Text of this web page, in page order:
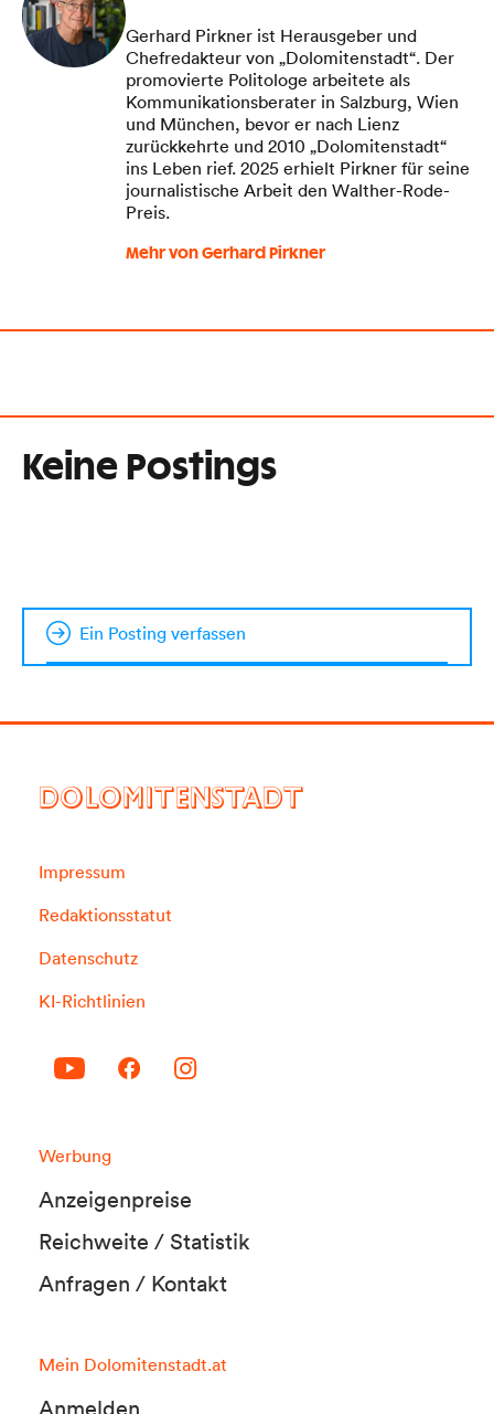
Gerhard Pirkner ist Herausgeber und
Chefredakteur von „Dolomitenstadt“. Der
promovierte Politologe arbeitete als
Kommunikationsberater in Salzburg, Wien
und München, bevor er nach Lienz
zurückkehrte und 2010 „Dolomitenstadt“
ins Leben rief. 2025 erhielt Pirkner für seine
journalistische Arbeit den Walther-Rode-
Preis.
Mehr von Gerhard Pirkner
Keine Postings
Ein Posting verfassen
DOLOMITENSTADT
Impressum
Redaktionsstatut
Datenschutz
KI-Richtlinien
Werbung
Anzeigenpreise
Reichweite / Statistik
Anfragen / Kontakt
Mein Dolomitenstadt.at
Anmelden